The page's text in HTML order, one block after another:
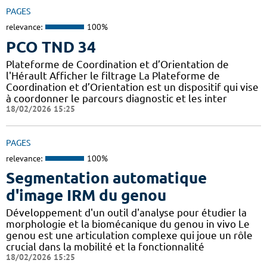
PAGES
relevance: 100%
PCO TND 34
Plateforme de Coordination et d’Orientation de
l'Hérault Afficher le filtrage La Plateforme de
Coordination et d’Orientation est un dispositif qui vise
à coordonner le parcours diagnostic et les inter
18/02/2026 15:25
PAGES
relevance: 100%
Segmentation automatique
d'image IRM du genou
Développement d'un outil d'analyse pour étudier la
morphologie et la biomécanique du genou in vivo Le
genou est une articulation complexe qui joue un rôle
crucial dans la mobilité et la fonctionnalité
18/02/2026 15:25